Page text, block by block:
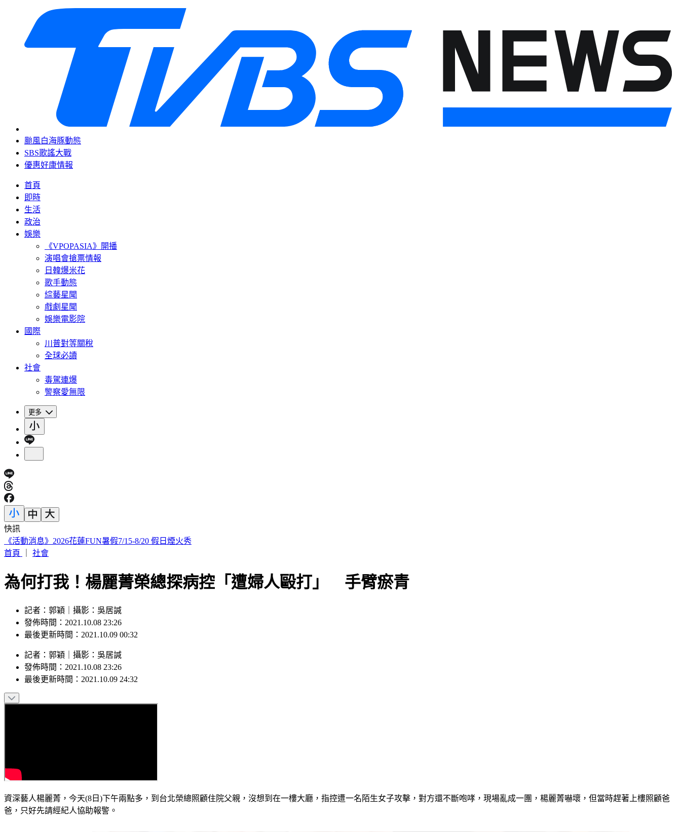
颱風白海豚動態
SBS歌謠大戰
優惠好康情報
首頁
即時
生活
政治
娛樂
《VPOPASIA》開播
演唱會搶票情報
日韓爆米花
歌手動態
綜藝星聞
戲劇星聞
娛樂電影院
國際
川普對等關稅
全球必讀
社會
毒駕連爆
警察愛無限
更多
快訊
外送發票「中獎1000萬」 繳水費也中2百萬
首頁
社會
為何打我！楊麗菁榮總探病控「遭婦人毆打」 手臂瘀青
記者：郭穎｜攝影：吳居諴
發佈時間：2021.10.08 23:26
最後更新時間：2021.10.09 00:32
記者 ： 郭穎 攝影 ： 吳居諴
發佈時間： 2021.10.08 23:26
最後更新時間： 2021.10.09 24:32
資深藝人楊麗菁，今天(8日)下午兩點多，到台北榮總照顧住院父親，沒想到在一樓大廳，指控遭一名陌生女子攻擊，對方還不斷咆哮，現場亂成一團，楊麗菁嚇壞，但當時趕著上樓照顧爸
爸，只好先請經紀人協助報警。